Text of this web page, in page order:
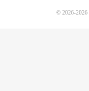
© 2026-2026